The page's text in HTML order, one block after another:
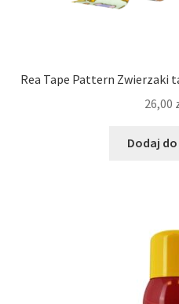
Rea Tape Pattern Zwierzaki
26,00
Dodaj